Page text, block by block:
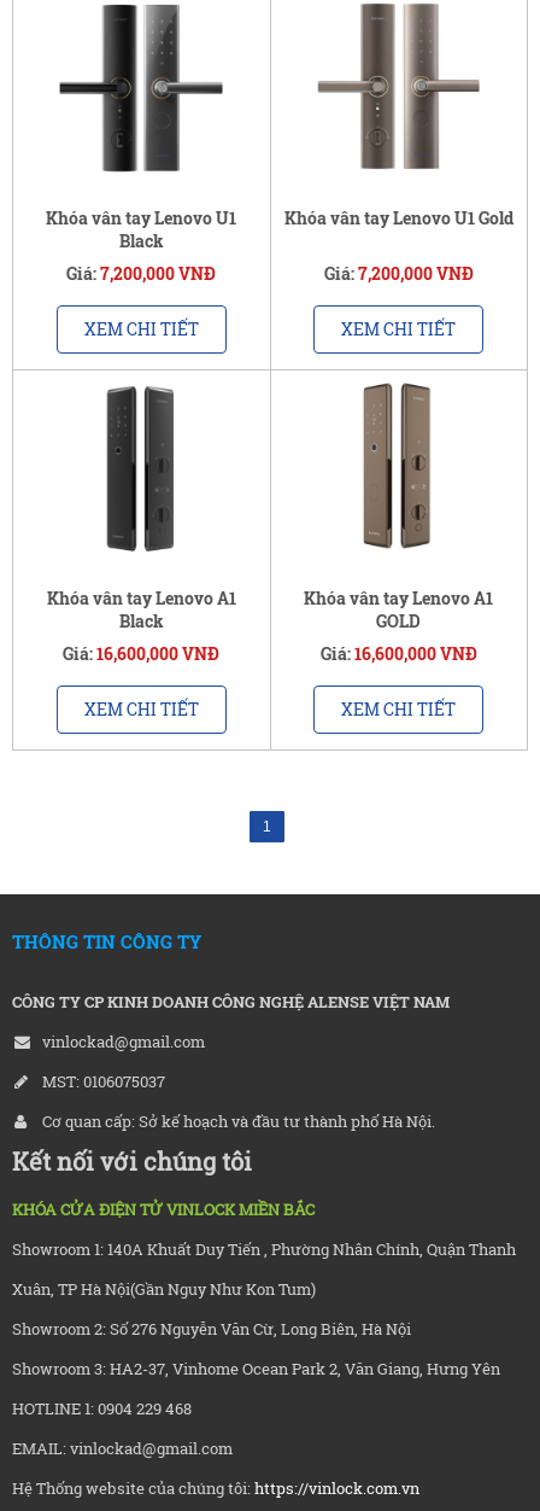
Khóa vân tay Lenovo U1
Black
Giá:7,200,000 VNĐ
XEM CHI TIẾT
Khóa vân tay Lenovo U1 Gold
Giá:7,200,000 VNĐ
XEM CHI TIẾT
Khóa vân tay Lenovo A1
Black
Giá:16,600,000 VNĐ
XEM CHI TIẾT
Khóa vân tay Lenovo A1
GOLD
Giá:16,600,000 VNĐ
XEM CHI TIẾT
1
THÔNG TIN CÔNG TY
CÔNG TY CP KINH DOANH CÔNG NGHỆ ALENSE VIỆT NAM
vinlockad@gmail.com
MST: 0106075037
Cơ quan cấp: Sở kế hoạch và đầu tư thành phố Hà Nội.
Kết nối với chúng tôi
KHÓA CỬA ĐIỆN TỬ VINLOCK MIỀN BẮC
Showroom 1: 140A Khuất Duy Tiến , Phường Nhân Chính, Quận Thanh
Xuân, TP Hà Nội(Gần Nguy Như Kon Tum)
Showroom 2: Số 276 Nguyễn Văn Cừ, Long Biên, Hà Nội
Showroom 3: HA2-37, Vinhome Ocean Park 2, Văn Giang, Hưng Yên
HOTLINE 1: 0904 229 468
EMAIL: vinlockad@gmail.com
Hệ Thống website của chúng tôi:https://vinlock.com.vn